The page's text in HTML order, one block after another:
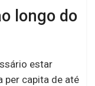
longo do
estar
per capita de até